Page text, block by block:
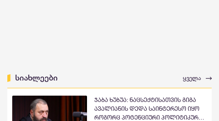
სიახლეები ყველა
ჯაბა ხუბუა: ნაცსექტისათვის გიგა
ავალიანის დედა საინტერესო იყო
როგორც პოტენციური პოლიტიკური